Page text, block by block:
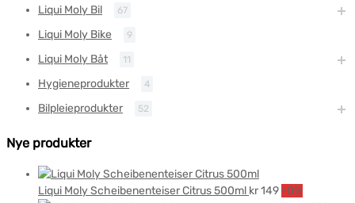
Liqui Moly Bil 67
Liqui Moly Bike 9
Liqui Moly Båt 11
Hygieneprodukter 4
Bilpleieprodukter 52
Nye produkter
Liqui Moly Scheibenenteiser Citrus 500ml kr149 -0%